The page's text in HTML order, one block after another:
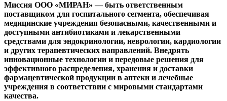
Миссия ООО «МИРАН» — быть ответственным
поставщиком для госпитального сегмента, обеспечивая
медицинские учреждения безопасными, качественными и
доступными антибиотиками и лекарственными
средствами для эндокринологии, неврологии, кардиологии
и других терапевтических направлений. Внедрять
инновационные технологии и передовые решения для
эффективного распределения, хранения и доставки
фармацевтической продукции в аптеки и лечебные
учреждения в соответствии с мировыми стандартами
качества.